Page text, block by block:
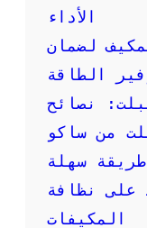
م
ع
ل
الأداء
لضمان
الطاقة
نصائح
من ساكو
سهلة
على نظافة
المكيفات